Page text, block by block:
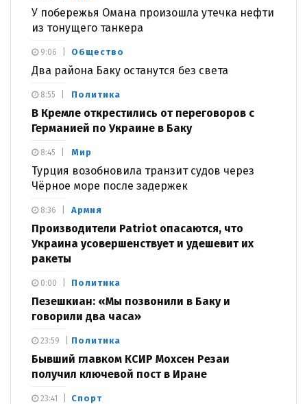
У побережья Омана произошла утечка нефти
из тонущего танкера
Общество
Два района Баку останутся без света
9:06
Политика
В Кремле открестились от переговоров с
Германией по Украине в Баку
8:55
Мир
Турция возобновила транзит судов через
Чёрное море после задержек
8:45
Армия
Производители Patriot опасаются, что
Украина усовершенствует и удешевит их
ракеты
8:36
Политика
Пезешкиан: «Мы позвонили в Баку и
говорили два часа»
0:00
Политика
Бывший главком КСИР Мохсен Резаи
получил ключевой пост в Иране
23:59
Спорт
23:41